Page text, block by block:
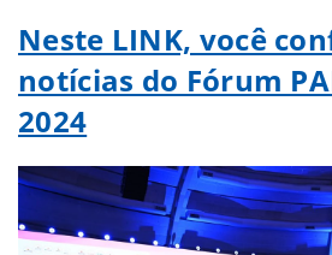
Neste LINK, você
notícias do Fórum
2024